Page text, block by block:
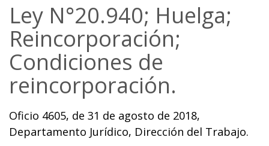
Ley N°20.940; Huelga;
Reincorporación;
Condiciones de
reincorporación.
Oficio 4605, de 31 de agosto de 2018,
Departamento Jurídico, Dirección del Trabajo.